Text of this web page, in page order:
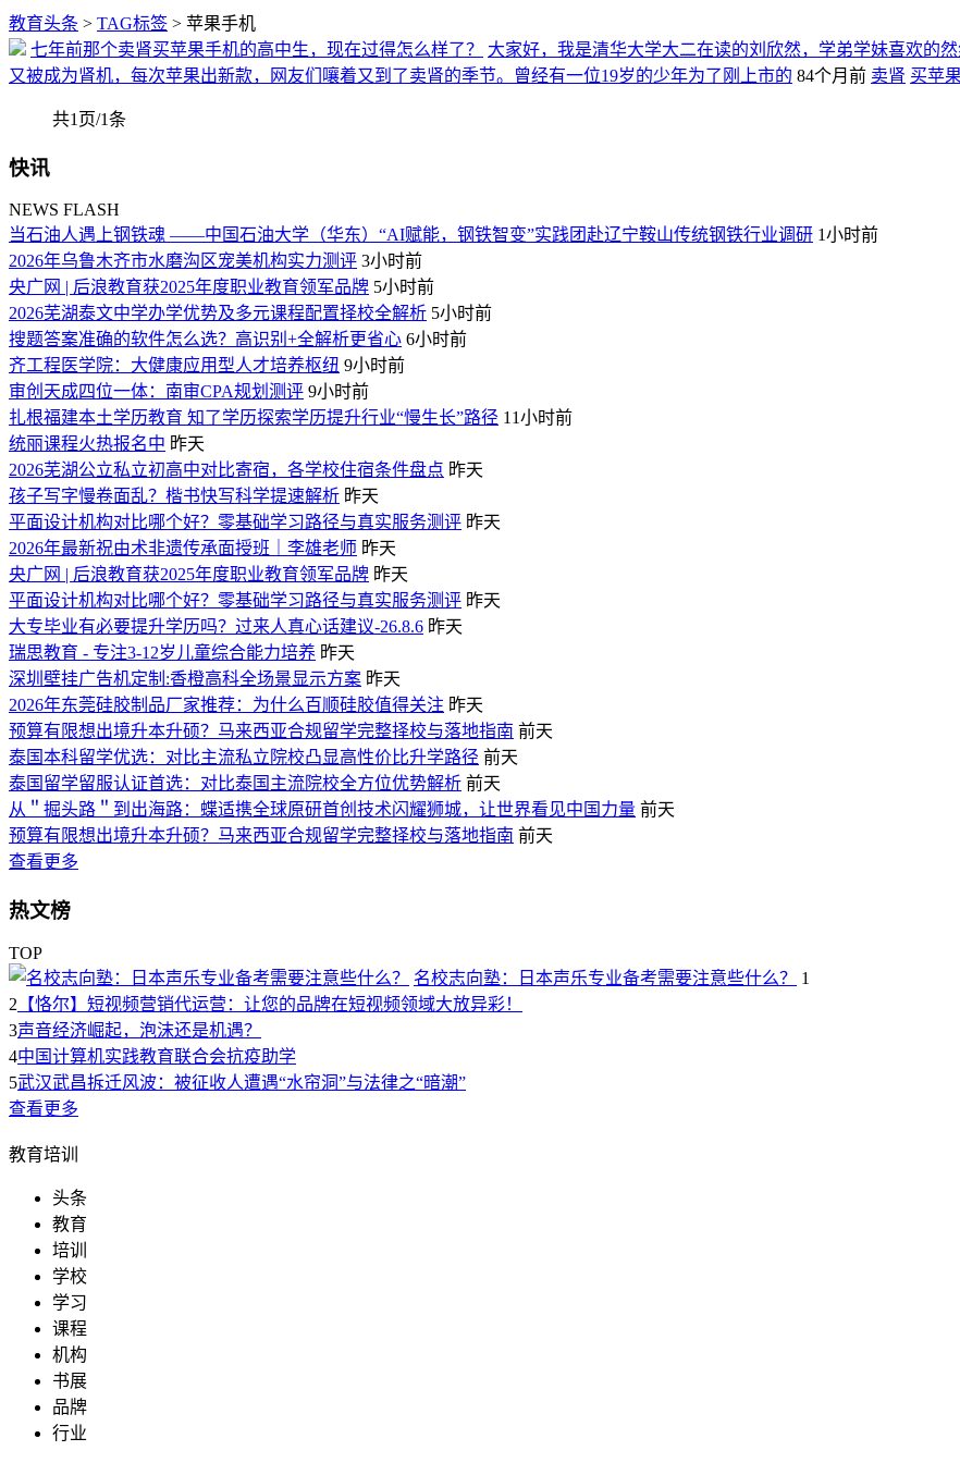
教育头条 > TAG标签 > 苹果手机
七年前那个卖肾买苹果手机的高中生，现在过得怎么样了？
大家好，我是清华大学大二在读的刘欣然，学弟学妹喜欢的
又被成为肾机，每次苹果出新款，网友们嚷着又到了卖肾的季节。曾经有一位19岁的少年为了刚上市的 84个月前 卖肾 买苹果
共1页/1条
快讯
NEWS FLASH
当石油人遇上钢铁魂 ——中国石油大学（华东）“AI赋能，钢铁智变”实践团赴辽宁鞍山传统钢铁行业调研 1小时前
2026年乌鲁木齐市水磨沟区宠美机构实力测评 3小时前
央广网 | 后浪教育获2025年度职业教育领军品牌 5小时前
2026芜湖泰文中学办学优势及多元课程配置择校全解析 5小时前
搜题答案准确的软件怎么选？高识别+全解析更省心 6小时前
齐工程医学院：大健康应用型人才培养枢纽 9小时前
审创天成四位一体：南审CPA规划测评 9小时前
扎根福建本土学历教育 知了学历探索学历提升行业“慢生长”路径 11小时前
统丽课程火热报名中 昨天
2026芜湖公立私立初高中对比寄宿，各学校住宿条件盘点 昨天
孩子写字慢卷面乱？楷书快写科学提速解析 昨天
平面设计机构对比哪个好？零基础学习路径与真实服务测评 昨天
2026年最新祝由术非遗传承面授班｜李雄老师 昨天
央广网 | 后浪教育获2025年度职业教育领军品牌 昨天
平面设计机构对比哪个好？零基础学习路径与真实服务测评 昨天
大专毕业有必要提升学历吗？过来人真心话建议-26.8.6 昨天
瑞思教育 - 专注3-12岁儿童综合能力培养 昨天
深圳壁挂广告机定制:香橙高科全场景显示方案 昨天
2026年东莞硅胶制品厂家推荐：为什么百顺硅胶值得关注 昨天
预算有限想出境升本升硕？马来西亚合规留学完整择校与落地指南 前天
泰国本科留学优选：对比主流私立院校凸显高性价比升学路径 前天
泰国留学留服认证首选：对比泰国主流院校全方位优势解析 前天
从＂掘头路＂到出海路：蝶适携全球原研首创技术闪耀狮城，让世界看见中国力量 前天
预算有限想出境升本升硕？马来西亚合规留学完整择校与落地指南 前天
查看更多
热文榜
TOP
名校志向塾：日本声乐专业备考需要注意些什么？
1
2 【恪尔】短视频营销代运营：让您的品牌在短视频领域大放异彩！
3声音经济崛起，泡沫还是机遇？
4中国计算机实践教育联合会抗疫助学
5武汉武昌拆迁风波：被征收人遭遇“水帘洞”与法律之“暗潮”
查看更多
教育培训
头条
教育
培训
学校
学习
课程
机构
书展
品牌
行业